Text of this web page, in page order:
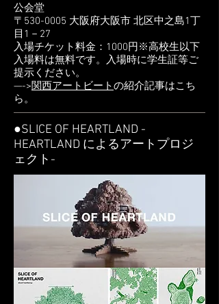
公会堂
〒530-0005 大阪府大阪市 北区中之島1丁
目1－27
入場チケット料金：1000円※高校生以下
入場料は無料です。入場時に学生証等ご
提示ください。
—->関西アートビートの紹介記事はこち
ら。
●SLICE OF HEARTLAND -
HEARTLAND によるアートプロジ
ェクト-